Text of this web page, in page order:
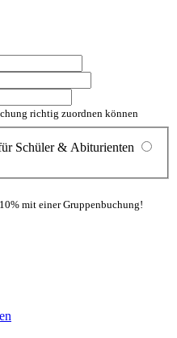
richtig zuordnen können
Schüler & Abiturienten
mit einer Gruppenbuchung!